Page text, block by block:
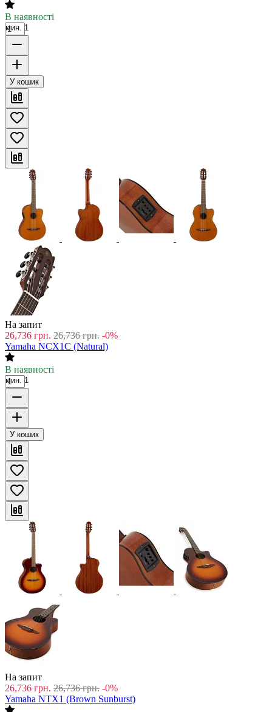
В наявності
мин. 1
У кошик
На запит
26,736 грн. 26,736 грн. -0%
Yamaha NCX1C (Natural)
В наявності
мин. 1
У кошик
На запит
26,736 грн. 26,736 грн. -0%
Yamaha NTX1 (Brown Sunburst)